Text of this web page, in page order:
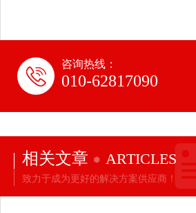
咨询热线：
010-62817090
相关文章 ARTICLES
致力于成为更好的解决方案供应商！